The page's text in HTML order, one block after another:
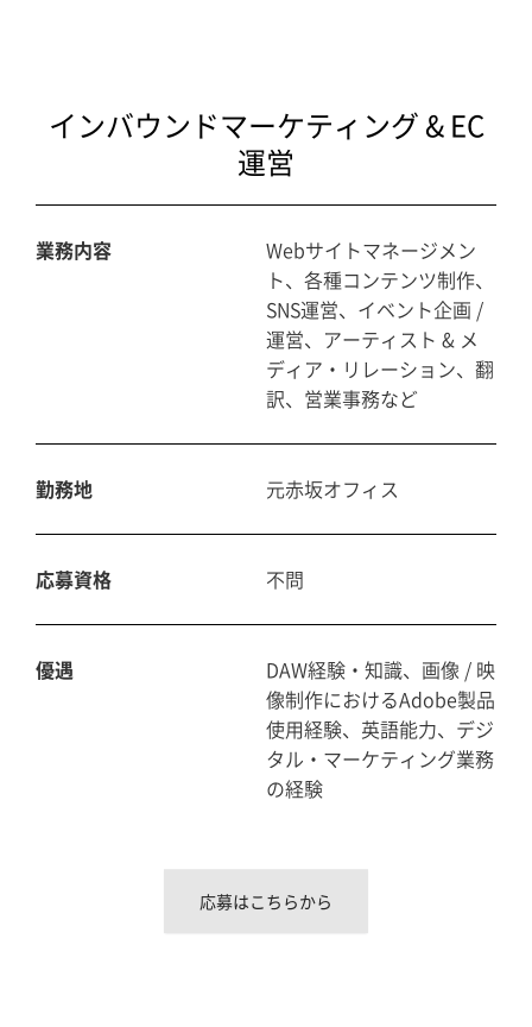
サポート
採用情報
会社概要
マイアカウント
インバウンドマーケティング & EC
運営
業務内容
Webサイトマネージメン
ト、各種コンテンツ制作、
SNS運営、イベント企画 /
運営、アーティスト & メ
ディア・リレーション、翻
訳、営業事務など
勤務地 元赤坂オフィス
応募資格 不問
優遇
DAW経験・知識、画像 / 映
像制作におけるAdobe製品
使用経験、英語能力、デジ
タル・マーケティング業務
の経験
応募はこちらから